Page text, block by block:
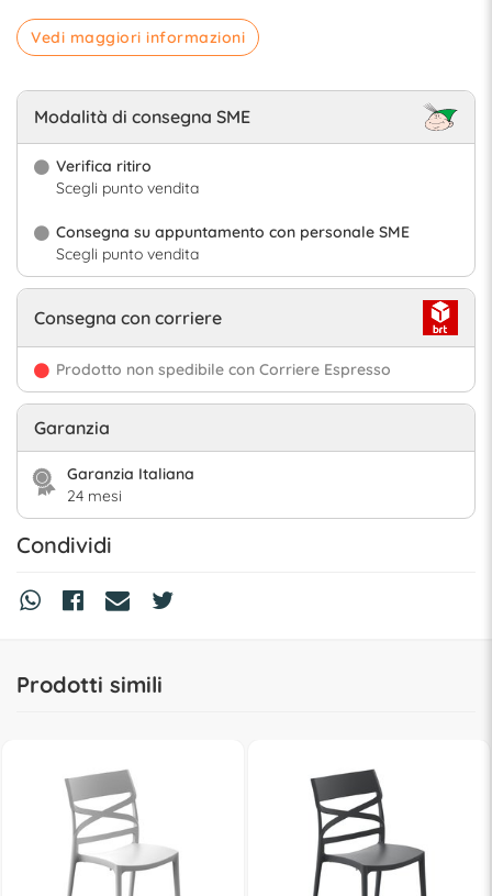
Vedi maggiori informazioni
Modalità di consegna SME
Verifica ritiro
Scegli punto vendita
Consegna su appuntamento con personale SME
Scegli punto vendita
Consegna con corriere
Prodotto non spedibile con Corriere Espresso
Garanzia
Garanzia Italiana
24 mesi
Condividi
Prodotti simili